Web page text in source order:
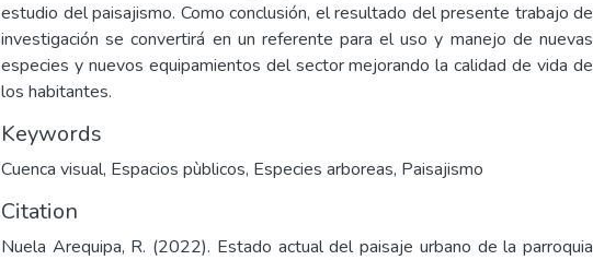
estudio del paisajismo. Como conclusión, el resultado del presente trabajo de
investigación se convertirá en un referente para el uso y manejo de nuevas
especies y nuevos equipamientos del sector mejorando la calidad de vida de
los habitantes.
Keywords
Cuenca visual, Espacios pùblicos, Especies arboreas, Paisajismo
Citation
Nuela Arequipa, R. (2022). Estado actual del paisaje urbano de la parroquia